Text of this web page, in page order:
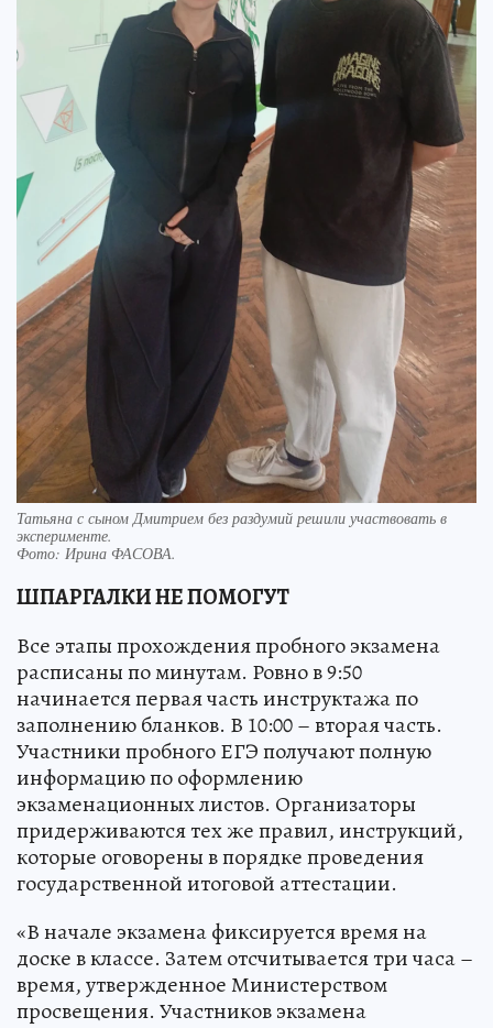
Татьяна с сыном Дмитрием без раздумий решили участвовать в
эксперименте.
Фото: Ирина ФАСОВА.
ШПАРГАЛКИ НЕ ПОМОГУТ
Все этапы прохождения пробного экзамена
расписаны по минутам. Ровно в 9:50
начинается первая часть инструктажа по
заполнению бланков. В 10:00 – вторая часть.
Участники пробного ЕГЭ получают полную
информацию по оформлению
экзаменационных листов. Организаторы
придерживаются тех же правил, инструкций,
которые оговорены в порядке проведения
государственной итоговой аттестации.
«В начале экзамена фиксируется время на
доске в классе. Затем отсчитывается три часа –
время, утвержденное Министерством
просвещения. Участников экзамена